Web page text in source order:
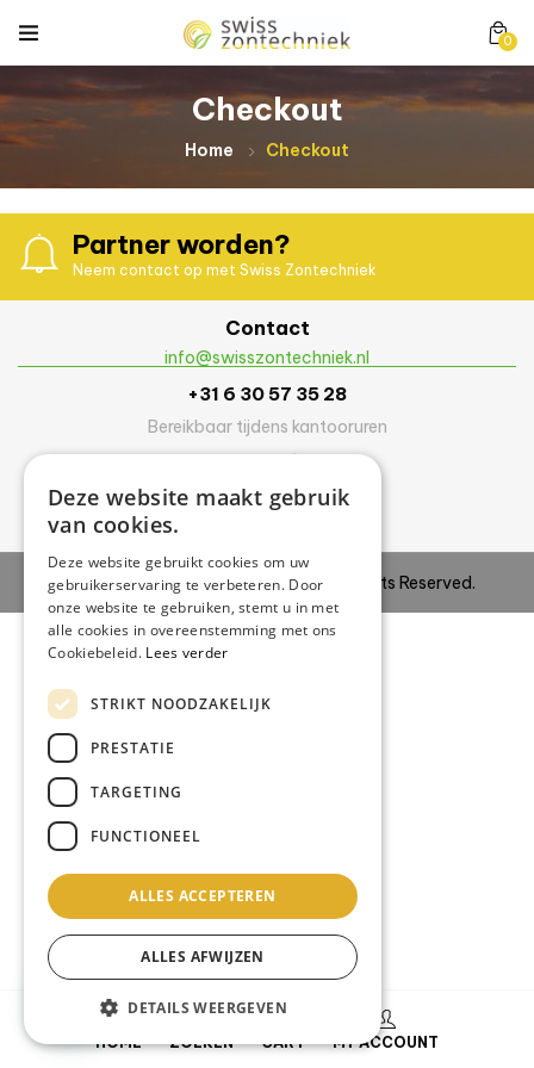
0
Checkout
Home Checkout
Partner worden?
Neem contact op met Swiss Zontechniek
Contact
info@swisszontechniek.nl
+31 6 30 57 35 28
Bereikbaar tijdens kantooruren
van maandag t/m vrijdag
9.00 uur – 16.00 uur
Copyright © 2024Site IT BV–All Rights Reserved.
HOME ZOEKEN
0
CART MY ACCOUNT
Deze website maakt gebruik
van cookies.
Deze website gebruikt cookies om uw
gebruikerservaring te verbeteren. Door
onze website te gebruiken, stemt u in met
alle cookies in overeenstemming met ons
Cookiebeleid. Lees verder
STRIKT NOODZAKELIJK
PRESTATIE
TARGETING
FUNCTIONEEL
ALLES ACCEPTEREN
ALLES AFWIJZEN
DETAILS WEERGEVEN